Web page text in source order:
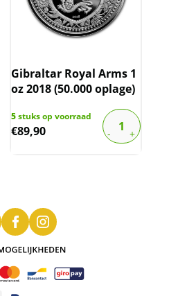
Gibraltar Royal Arms 1
oz 2018 (50.000 oplage)
5stuks op voorraad
€89,90